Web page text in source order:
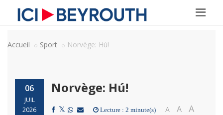
Accueil Sport Norvège: Hú!
06
JUIL
2026
Norvège: Hú!
Lecture : 2 minute(s) A A A